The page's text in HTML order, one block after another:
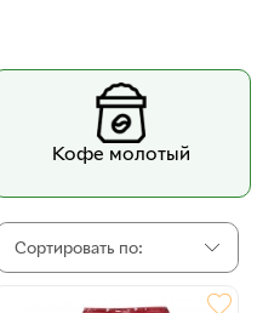
Кофе молотый
Сортировать по: